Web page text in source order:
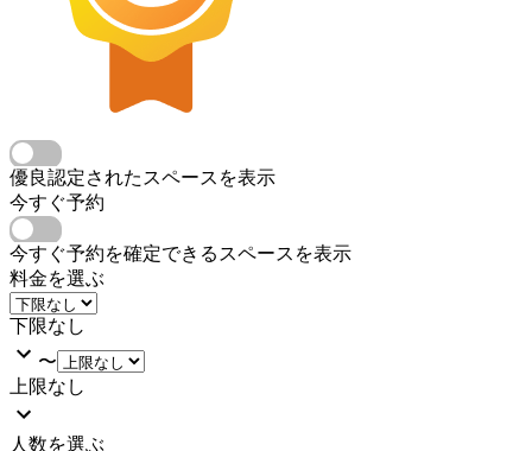
優良認定されたスペースを表示
今すぐ予約
今すぐ予約を確定できるスペースを表示
料金を選ぶ
下限なし
〜
上限なし
人数を選ぶ